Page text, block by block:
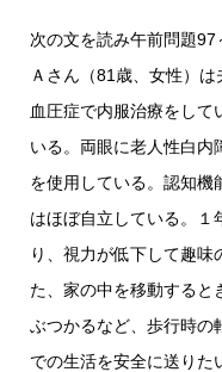
次の文を読み午前問題97
Ａさん（81歳、女性）
血圧症で内服治療をして
いる。両眼に老人性白内
を使用している。認知機
はほぼ自立している。１
り、視力が低下して趣味
た、家の中を移動すると
ぶつかるなど、歩行時の
での生活を安全に送りた